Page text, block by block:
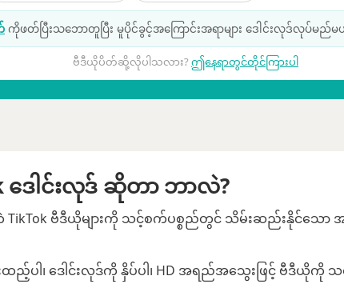
ကိုဖတ်ပြီးသဘောတူပြီး မူပိုင်ခွင့်အကြောင်းအရာများ ဒေါင်းလုဒ်လုပ်မည်မ
ဗီဒီယိုပိတ်ဆို့လိုပါသလား? ဤနေရာတွင်တိုင်ကြားပါ
ဒေါင်းလုဒ် ဆိုတာ ဘာလဲ?
TikTok ဗီဒီယိုများကို သင့်စက်ပစ္စည်တွင် သိမ်းဆည်းနိုင်သော
ည့်ပါ၊ ဒေါင်းလုဒ်ကို နှိပ်ပါ၊ HD အရည်အသွေးဖြင့် ဗီဒီယိုကို